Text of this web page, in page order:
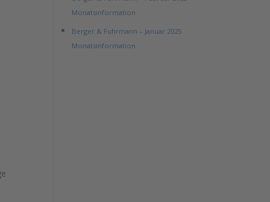
Monatsinformation
Berger & Fuhrmann – Januar 2025
Monatsinformation